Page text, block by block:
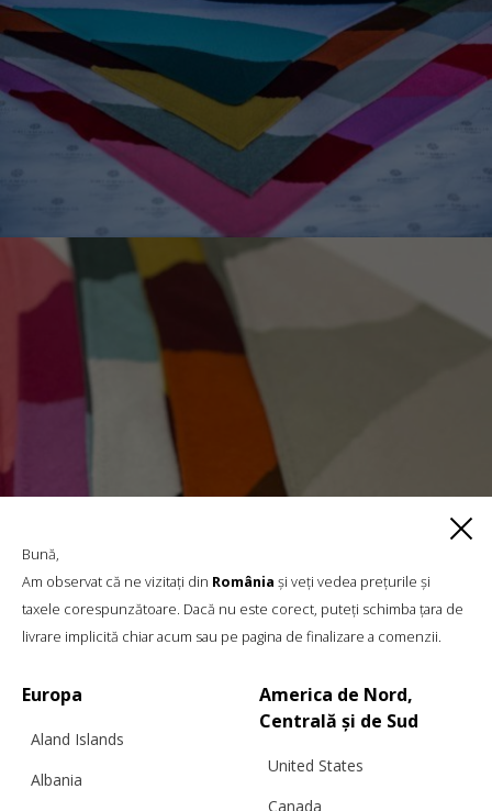
Bună,
Am observat că ne vizitați din România și veți vedea prețurile și
taxele corespunzătoare. Dacă nu este corect, puteți schimba țara de
livrare implicită chiar acum sau pe pagina de finalizare a comenzii.
Europa
Aland Islands
Albania
America de Nord,
Centrală și de Sud
United States
Canada